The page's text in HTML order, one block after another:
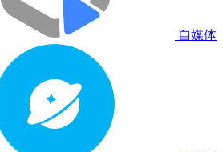
自媒体